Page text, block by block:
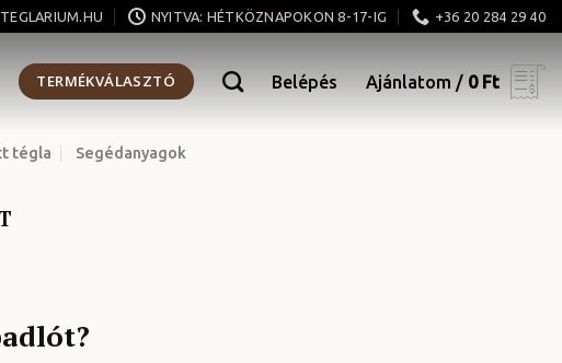
NYITVA: HÉTKÖZNAPOKON 8-17-IG +36 20 284 29 40
TERMÉKVÁLASZTÓ Belépés Ajánlatom / 0 Ft
tégla Segédanyagok